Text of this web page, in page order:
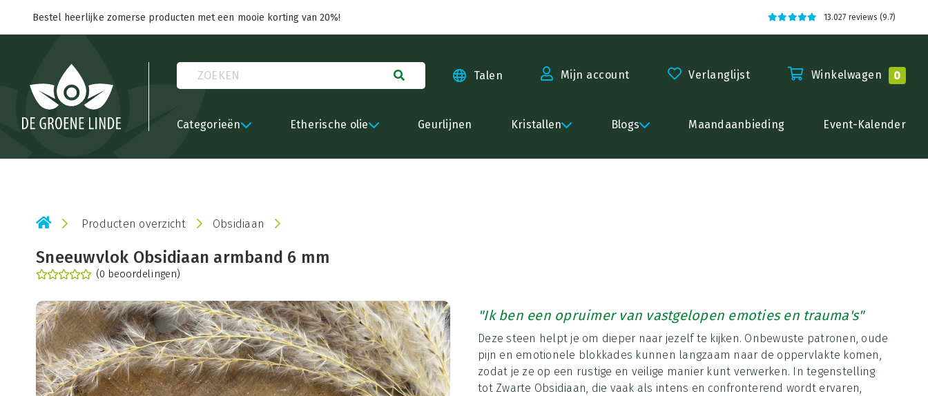
Bestel heerlijke zomerse producten met een mooie korting van 20%! 13.027 reviews (9.7)
Talen Mijn account Verlanglijst Winkelwagen 0
Categorieën Etherische olie Geurlijnen Kristallen Blogs Maandaanbieding Event-Kalender
Producten overzicht Obsidiaan
Sneeuwvlok Obsidiaan armband 6 mm
(0 beoordelingen)
"Ik ben een opruimer van vastgelopen emoties en trauma's"
Deze steen helpt je om dieper naar jezelf te kijken. Onbewuste patronen, oude
pijn en emotionele blokkades kunnen langzaam naar de oppervlakte komen,
zodat je ze op een rustige en veilige manier kunt verwerken. In tegenstelling
tot Zwarte Obsidiaan, die vaak als intens en confronterend wordt ervaren,